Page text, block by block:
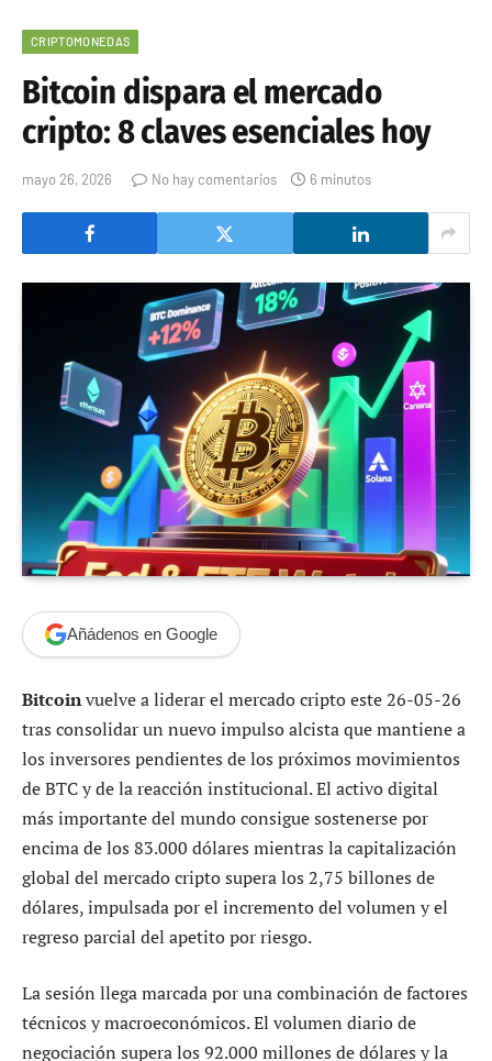
CRIPTOMONEDAS
Bitcoin dispara el mercado
cripto: 8 claves esenciales hoy
mayo 26, 2026 No hay comentarios 6 minutos
Añádenos en Google
Bitcoinvuelve a liderar el mercado cripto este 26-05-26
tras consolidar un nuevo impulso alcista que mantiene a
los inversores pendientes de los próximos movimientos
de BTC y de la reacción institucional. El activo digital
más importante del mundo consigue sostenerse por
encima de los 83.000 dólares mientras la capitalización
global del mercado cripto supera los 2,75 billones de
dólares, impulsada por el incremento del volumen y el
regreso parcial del apetito por riesgo.
La sesión llega marcada por una combinación de factores
técnicos y macroeconómicos. El volumen diario de
negociación supera los 92.000 millones de dólares y la